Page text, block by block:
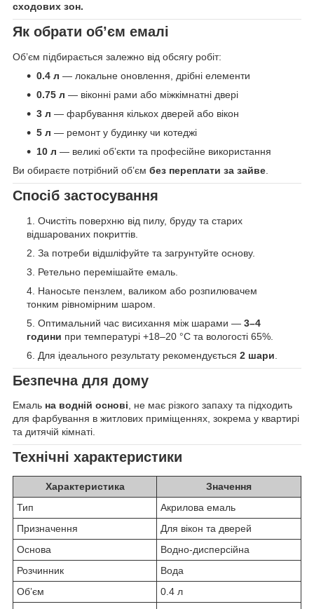
сходових зон.
Як обрати обʼєм емалі
Обʼєм підбирається залежно від обсягу робіт:
0.4 л — локальне оновлення, дрібні елементи
0.75 л — віконні рами або міжкімнатні двері
3 л — фарбування кількох дверей або вікон
5 л — ремонт у будинку чи котеджі
10 л — великі обʼєкти та професійне використання
Ви обираєте потрібний обʼєм без переплати за зайве
Спосіб застосування
Очистіть поверхню від пилу, бруду та старих
відшарованих покриттів.
За потреби відшліфуйте та загрунтуйте основу.
Ретельно перемішайте емаль.
Наносьте пензлем, валиком або розпилювачем
тонким рівномірним шаром.
Оптимальний час висихання між шарами — 3–4
години при температурі +18–20 °C та вологості 65%.
Для ідеального результату рекомендується 2 шари
Безпечна для дому
Емаль на водній основі , не має різкого запаху та підходить
для фарбування в житлових приміщеннях, зокрема у квартирі
та дитячій кімнаті.
Технічні характеристики
Характеристика
Значення
Тип
Акрилова емаль
Призначення
Для вікон та дверей
Основа
Водно-дисперсійна
Розчинник
Вода
Обʼєм
0.4 л